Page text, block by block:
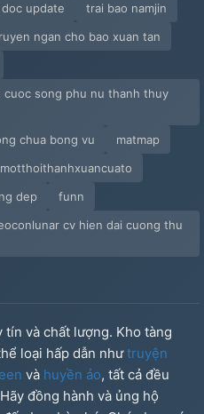
update
trai bao namjin
ngan cho bao xuan tan
cuoc song phu nu thanh thuy
chua bong vu
matmap
dep
funn
cv hien dai cuong thu
tín và chất lượng. Kho tàng
loại hấp dẫn nhưtruyện
và huyền ảo, tất cả đều
đồng hành và ủng hộ